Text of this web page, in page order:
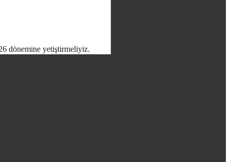
dönemine yetiştirmeliyiz.